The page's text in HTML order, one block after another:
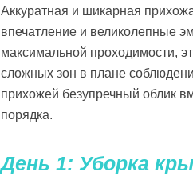
Аккуратная и шикарная
впечатление и великолепные
максимальной проходимости,
сложных зон в плане
прихожей безупречный облик
порядка.
День 1: Уборка